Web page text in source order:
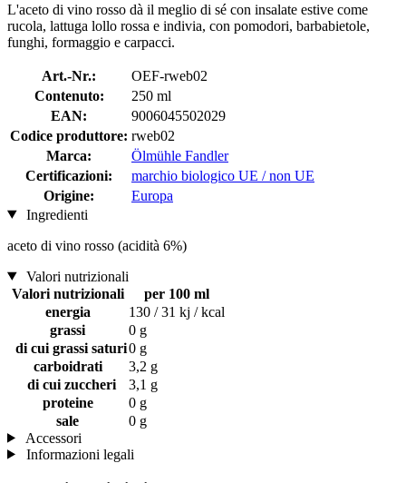
L'aceto di vino rosso dà il meglio di sé con insalate estive come
rucola, lattuga lollo rossa e indivia, con pomodori, barbabietole,
funghi, formaggio e carpacci.
Art.-Nr.:
OEF-rweb02
Contenuto:
250 ml
EAN:
9006045502029
Codice produttore: rweb02
Marca:
Ölmühle Fandler
Certificazioni:
marchio biologico UE / non UE
Origine:
Europa
Ingredienti
aceto di vino rosso (acidità 6%)
Valori nutrizionali
Valori nutrizionali
per 100 ml
energia
130 / 31 kj / kcal
grassi
0 g
di cui grassi saturi0 g
carboidrati
3,2 g
di cui zuccheri
3,1 g
proteine
0 g
sale
0 g
Accessori
Informazioni legali